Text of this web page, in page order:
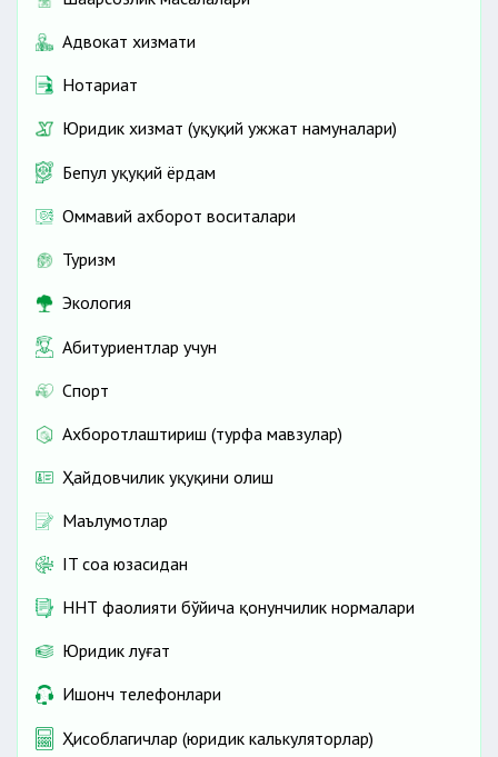
Адвокат хизмати
Нотариат
Юридик хизмат (ҳуқуқий ҳужжат намуналари)
Бепул ҳуқуқий ёрдам
Оммавий ахборот воситалари
Туризм
Экология
Абитуриентлар учун
Спорт
Ахборотлаштириш (турфа мавзулар)
Ҳайдовчилик ҳуқуқини олиш
Маълумотлар
IT соҳа юзасидан
ННТ фаолияти бўйича қонунчилик нормалари
Юридик луғат
Ишонч телефонлари
Ҳисоблагичлар (юридик калькуляторлар)